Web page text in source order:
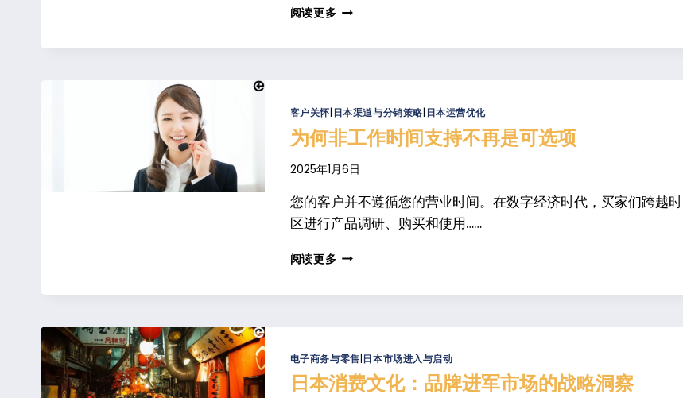
阅读更多利
推
动
服
收
入
业
绩
客户关怀 日本渠道与分销策略 日本运营优化
为何非工作时间支持不再是可选项
2025年1月6日
您的客户并不遵循您的营业时间。在数字经济时代，买家们跨越时
区进行产品调研、购买和使用……
阅读更多 为
间
支
持
电子商务与零售|日本市场进入与启动
日本消费文化：品牌进军市场的战略洞察